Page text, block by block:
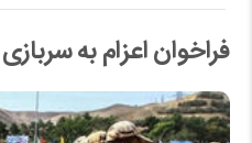
فراخوان اعزام به سربازی